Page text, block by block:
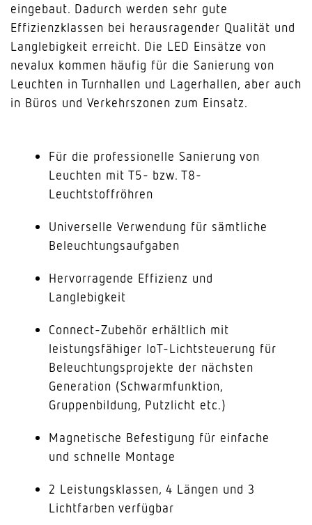
eingebaut. Dadurch werden sehr gute
Effizienzklassen bei herausragender Qualität und
Langlebigkeit erreicht. Die LED Einsätze von
nevalux kommen häufig für die Sanierung von
Leuchten in Turnhallen und Lagerhallen, aber auch
in Büros und Verkehrszonen zum Einsatz.
Für die professionelle Sanierung von
Leuchten mit T5- bzw. T8-
Leuchtstoffröhren
Universelle Verwendung für sämtliche
Beleuchtungsaufgaben
Hervorragende Effizienz und
Langlebigkeit
Connect-Zubehör erhältlich mit
leistungsfähiger IoT-Lichtsteuerung für
Beleuchtungsprojekte der nächsten
Generation (Schwarmfunktion,
Gruppenbildung, Putzlicht etc.)
Magnetische Befestigung für einfache
und schnelle Montage
2 Leistungsklassen, 4 Längen und 3
Lichtfarben verfügbar